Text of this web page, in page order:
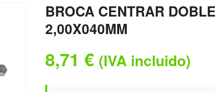
BROCA CENTRAR DOBLE
2,00X040MM
8,71 € (IVA incluido)